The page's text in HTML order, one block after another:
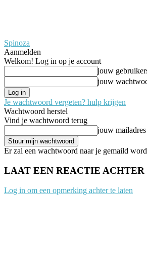
Spinoza
Aanmelden
Welkom! Log in op je account
jouw
jouw
Je wachtwoord vergeten? hulp krijgen
Wachtwoord herstel
Vind je wachtwoord terug
jouw mailadres
Er zal een wachtwoord naar je gemaild
LAAT EEN REACTIE ACHTER
Log in om een opmerking achter te laten